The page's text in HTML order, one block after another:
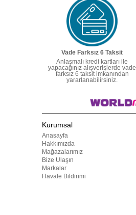
Vade Farksız 6 Taksit
Anlaşmalı kredi kartları ile
yapacağınız alışverişlerde vade
farksız 6 taksit imkanından
yararlanabilirsiniz.
Kurumsal
Anasayfa
Hakkımızda
Mağazalarımız
Bize Ulaşın
Markalar
Havale Bildirimi